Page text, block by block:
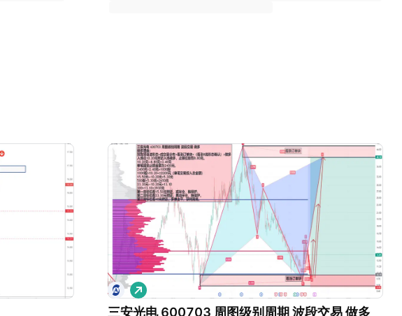
三安光电 600703 周图级别周期 波段交易 做多
做
多